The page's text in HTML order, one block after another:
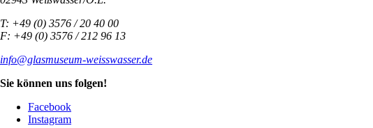
T: +49 (0) 3576 / 20 40 00
F: +49 (0) 3576 / 212 96 13
info@glasmuseum-weisswasser.de
Sie können uns folgen!
Facebook
Instagram